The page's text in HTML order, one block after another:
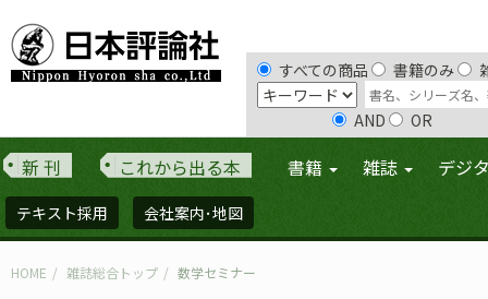
すべての商品 書籍のみ
AND OR
新 刊 これから出る本 書籍 雑誌 デジ
テキスト採用 会社案内･地図
HOME 雑誌総合トップ 数学セミナー